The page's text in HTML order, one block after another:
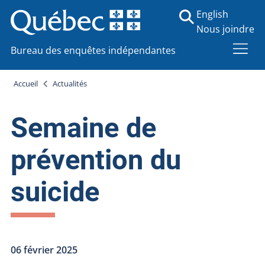
Bureau des enquêtes indépendantes
English
Nous joindre
Accueil Actualités
Semaine de
prévention du
suicide
06 février 2025